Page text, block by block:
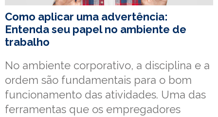
Como aplicar uma advertência:
Entenda seu papel no ambiente de
trabalho
No ambiente corporativo, a disciplina e a
ordem são fundamentais para o bom
funcionamento das atividades. Uma das
ferramentas que os empregadores